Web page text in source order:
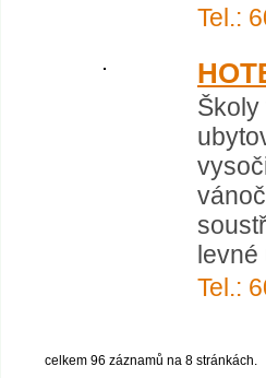
Tel.:
levné
Tel.:
celkem 96 záznamů na 8 stránkách.